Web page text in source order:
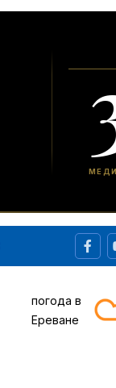
погода в
Ереване